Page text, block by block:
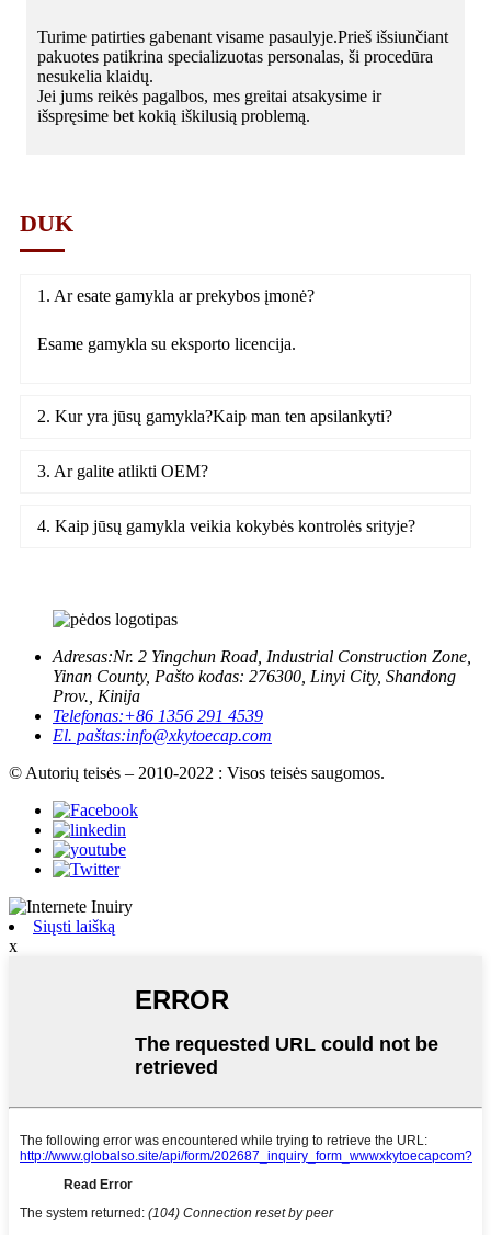
Turime patirties gabenant visame pasaulyje.Prieš išsiunčiant
pakuotes patikrina specializuotas personalas, ši procedūra
nesukelia klaidų.
Jei jums reikės pagalbos, mes greitai atsakysime ir
išspręsime bet kokią iškilusią problemą.
DUK
1. Ar esate gamykla ar prekybos įmonė?
Esame gamykla su eksporto licencija.
2. Kur yra jūsų gamykla?Kaip man ten apsilankyti?
3. Ar galite atlikti OEM?
4. Kaip jūsų gamykla veikia kokybės kontrolės srityje?
Adresas:Nr. 2 Yingchun Road, Industrial Construction Zone,
Yinan County, Pašto kodas: 276300, Linyi City, Shandong
Prov., Kinija
Telefonas:+86 1356 291 4539
El. paštas:info@xkytoecap.com
© Autorių teisės – 2010-2022 : Visos teisės saugomos.
Siųsti laišką
x